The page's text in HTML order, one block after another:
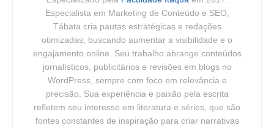
Especialista em Marketing de Conteúdo e SEO,
Tábata cria pautas estratégicas e redações
otimizadas, buscando aumentar a visibilidade e o
engajamento online. Seu trabalho abrange conteúdos
jornalísticos, publicitários e revisões em blogs no
WordPress, sempre com foco em relevância e
precisão. Sua experiência e paixão pela escrita
refletem seu interesse em literatura e séries, que são
fontes constantes de inspiração para criar narrativas